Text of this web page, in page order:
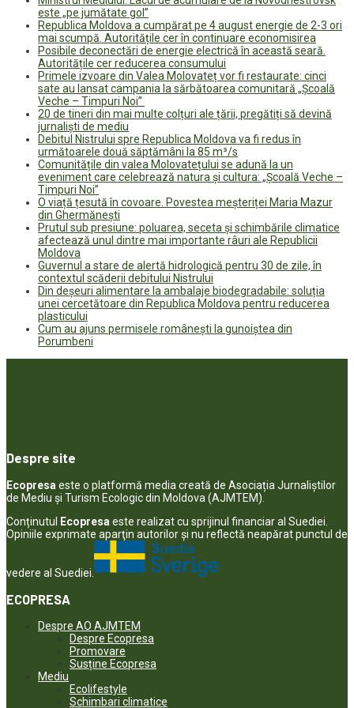
este „pe jumătate gol”
Republica Moldova a cumpărat pe 4 august energie de 2-3 ori
mai scumpă. Autoritățile cer în continuare economisirea
Posibile deconectări de energie electrică în această seară.
Autoritățile cer reducerea consumului
Primele izvoare din Valea Molovateț vor fi restaurate: cinci
sate au lansat campania la sărbătoarea comunitară „Școală
Veche – Timpuri Noi”
20 de tineri din mai multe colțuri ale țării, pregătiți să devină
jurnaliști de mediu
Debitul Nistrului spre Republica Moldova va fi redus în
următoarele două săptămâni la 85 m³/s
Comunitățile din valea Molovatețului se adună la un
eveniment care celebrează natura și cultura: „Școală Veche –
Timpuri Noi”
O viață țesută în covoare. Povestea meșteriței Maria Mazur
din Ghermănești
Prutul sub presiune: poluarea, seceta și schimbările climatice
afectează unul dintre mai importante râuri ale Republicii
Moldova
Guvernul a stare de alertă hidrologică pentru 30 de zile, în
contextul scăderii debitului Nistrului
Din deșeuri alimentare la ambalaje biodegradabile: soluția
unei cercetătoare din Republica Moldova pentru reducerea
plasticului
Cum au ajuns permisele românești la gunoiștea din
Porumbeni
Despre site
Ecopresa este o platformă media creată de Asociația Jurnaliștilor
de Mediu și Turism Ecologic din Moldova (AJMTEM).
Conținutul Ecopresa este realizat cu sprijinul financiar al Suediei.
Opiniile exprimate aparţin autorilor şi nu reflectă neapărat punctul de
vedere al Suediei.
ECOPRESA
Despre AO AJMTEM
Despre Ecopresa
Promovare
Susține Ecopresa
Mediu
Ecolifestyle
Schimbari climatice